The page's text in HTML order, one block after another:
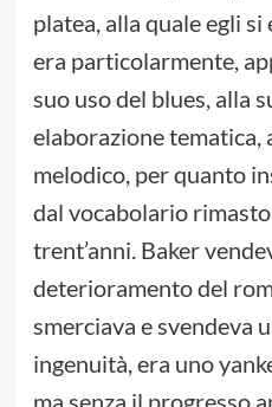
platea, alla quale egli
era particolarmente,
suo uso del blues, alla
elaborazione tematica,
melodico, per quanto
dal vocabolario
trent’anni. Baker
deterioramento del
smerciava e svendeva
ingenuità, era uno
ma senza il progresso